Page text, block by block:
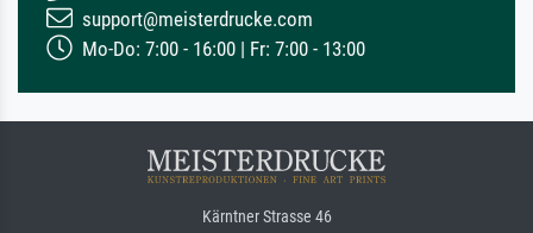
support@meisterdrucke.com
Mo-Do: 7:00 - 16:00 | Fr: 7:00 - 13:00
Kärntner Strasse 46